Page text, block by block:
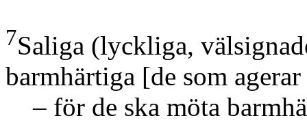
7Saliga (lyckliga,
barmhärtiga [de som
– för de ska möta